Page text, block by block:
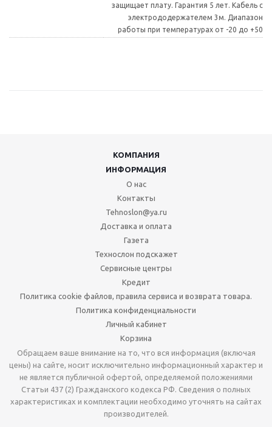
защищает плату. Гарантия 5 лет. Кабель c
электрододержателем 3м. Диапазон
работы при температурах от -20 до +50
КОМПАНИЯ
ИНФОРМАЦИЯ
О нас
Контакты
Tehnoslon@ya.ru
Доставка и оплата
Газета
Технослон подскажет
Сервисные центры
Кредит
Политика cookie файлов, правила сервиса и возврата товара.
Политика конфиденциальности
Личный кабинет
Корзина
Обращаем ваше внимание на то, что вся информация (включая
цены) на сайте, носит исключительно информационный характер и
не является публичной офертой, определяемой положениями
Статьи 437 (2) Гражданского кодекса РФ. Сведения о полных
характеристиках и комплектации необходимо уточнять на сайтах
производителей.